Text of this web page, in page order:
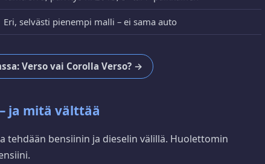
Eri, selvästi pienempi malli – ei sama auto
Verso vai Corolla Verso? →
ja mitä välttää
tehdään bensiinin ja dieselin välillä. Huolettomin